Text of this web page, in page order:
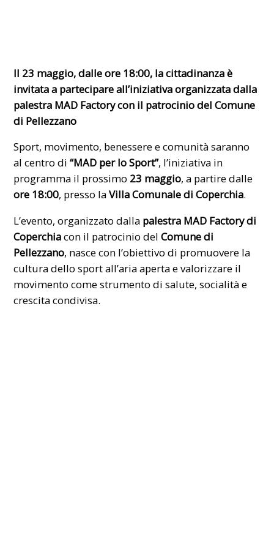
Il 23 maggio, dalle ore 18:00, la cittadinanza è
invitata a partecipare all’iniziativa organizzata dalla
palestra MAD Factory con il patrocinio del Comune
di Pellezzano
Sport, movimento, benessere e comunità saranno
al centro di“MAD per lo Sport”, l’iniziativa in
programma il prossimo 23 maggio, a partire dalle
ore 18:00, presso laVilla Comunale di Coperchia.
L’evento, organizzato dalla palestra MAD Factory di
Coperchiacon il patrocinio delComune di
Pellezzano, nasce con l’obiettivo di promuovere la
cultura dello sport all’aria aperta e valorizzare il
movimento come strumento di salute, socialità e
crescita condivisa.